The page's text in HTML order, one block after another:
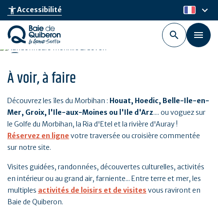
Aller
au
contenu
principal
accessibility_newAccessibilité fr
keyboard_arrow_down
À voir, à faire
Découvrez les îles du Morbihan : Houat, Hoedic, Belle-Ile-en-
Mer, Groix, l'Ile-aux-Moines ou l'Ile d'Arz.... ou voguez sur
le Golfe du Morbihan, la Ria d'Etel et la rivière d'Auray !
Réservez en ligne votre traversée ou croisière commentée
sur notre site.
Visites guidées, randonnées, découvertes culturelles, activités
en intérieur ou au grand air, farniente... Entre terre et mer, les
multiples activités de loisirs et de visites vous raviront en
Baie de Quiberon.